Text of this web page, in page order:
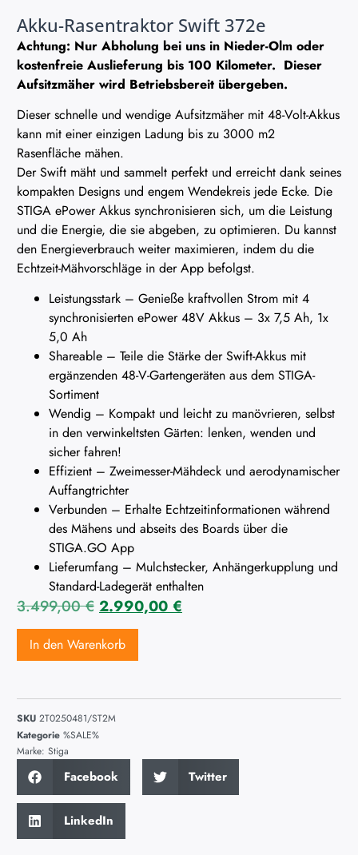
Akku-Rasentraktor Swift 372e
Achtung: Nur Abholung bei uns in Nieder-Olm oder
kostenfreie Auslieferung bis 100 Kilometer. Dieser
Aufsitzmäher wird Betriebsbereit übergeben.
Dieser schnelle und wendige Aufsitzmäher mit 48-Volt-Akkus
kann mit einer einzigen Ladung bis zu 3000 m2
Rasenfläche mähen.
Der Swift mäht und sammelt perfekt und erreicht dank seines
kompakten Designs und engem Wendekreis jede Ecke. Die
STIGA ePower Akkus synchronisieren sich, um die Leistung
und die Energie, die sie abgeben, zu optimieren. Du kannst
den Energieverbrauch weiter maximieren, indem du die
Echtzeit-Mähvorschläge in der App befolgst.
Leistungsstark – Genieße kraftvollen Strom mit 4
synchronisierten ePower 48V Akkus – 3x 7,5 Ah, 1x
5,0 Ah
Shareable – Teile die Stärke der Swift-Akkus mit
ergänzenden 48-V-Gartengeräten aus dem STIGA-
Sortiment
Wendig – Kompakt und leicht zu manövrieren, selbst
in den verwinkeltsten Gärten: lenken, wenden und
sicher fahren!
Effizient – Zweimesser-Mähdeck und aerodynamischer
Auffangtrichter
Verbunden – Erhalte Echtzeitinformationen während
des Mähens und abseits des Boards über die
STIGA.GO App
Lieferumfang – Mulchstecker, Anhängerkupplung und
Standard-Ladegerät enthalten
3.499,00€ 2.990,00 €
In den Warenkorb
SKU 2T0250481/ST2M
Kategorie %SALE%
Marke: Stiga
Facebook Twitter
LinkedIn